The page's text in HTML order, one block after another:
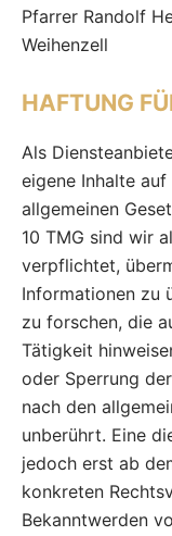
Pfarrer Randolf
Weihenzell
HAFTUNG
Als
eigene Inhalte
allgemeinen
10 TMG sind wir
verpflichtet,
Informationen zu
zu forschen, die
Tätigkeit
oder Sperrung
nach den
unberührt. Eine
jedoch erst ab
konkreten
Bekanntwerden